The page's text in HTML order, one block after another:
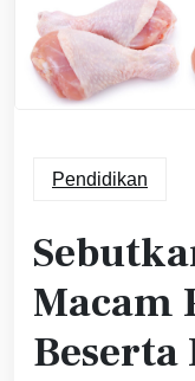
Pendidikan
Macam
Beserta